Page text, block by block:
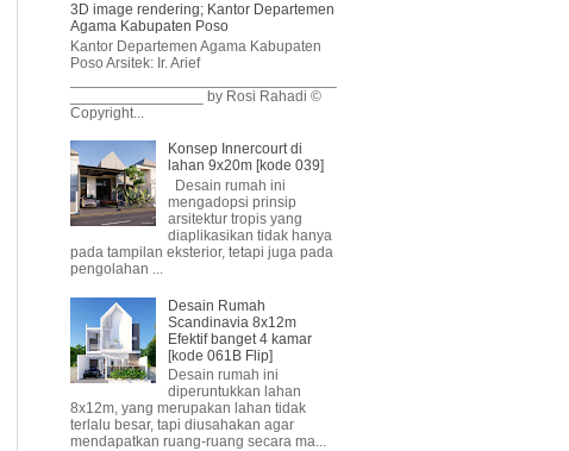
3D image rendering; Kantor Departemen
Agama Kabupaten Poso
Kantor Departemen Agama Kabupaten
Poso Arsitek: Ir. Arief
________________ by Rosi Rahadi ©
Copyright...
Konsep Innercourt di
lahan 9x20m [kode 039]
Desain rumah ini
mengadopsi prinsip
arsitektur tropis yang
diaplikasikan tidak hanya
pada tampilan eksterior, tetapi juga pada
pengolahan ...
Desain Rumah
Scandinavia 8x12m
Efektif banget 4 kamar
[kode 061B Flip]
Desain rumah ini
diperuntukkan lahan
8x12m, yang merupakan lahan tidak
terlalu besar, tapi diusahakan agar
mendapatkan ruang-ruang secara ma...